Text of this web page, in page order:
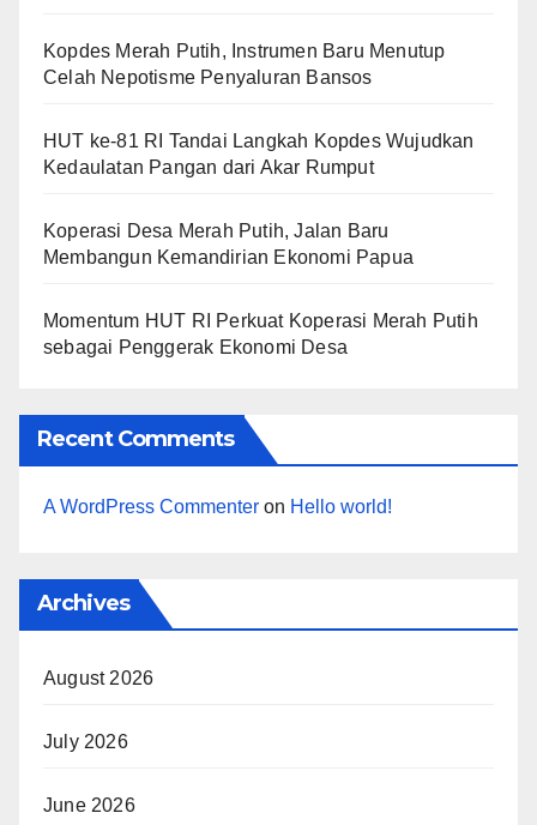
Kopdes Merah Putih, Instrumen Baru Menutup
Celah Nepotisme Penyaluran Bansos
HUT ke-81 RI Tandai Langkah Kopdes Wujudkan
Kedaulatan Pangan dari Akar Rumput
Koperasi Desa Merah Putih, Jalan Baru
Membangun Kemandirian Ekonomi Papua
Momentum HUT RI Perkuat Koperasi Merah Putih
sebagai Penggerak Ekonomi Desa
Recent Comments
A WordPress Commenter on Hello world!
Archives
August 2026
July 2026
June 2026